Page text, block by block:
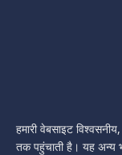
हमारी वेबसाइट
तक पहुंचाती है। यह अन्य